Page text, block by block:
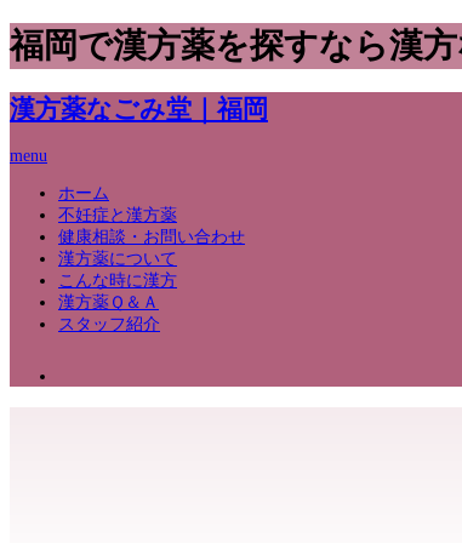
福岡で漢方薬を探すなら漢
漢方薬なごみ堂｜福岡
menu
ホーム
不妊症と漢方薬
健康相談・お問い合わせ
漢方薬について
こんな時に漢方
漢方薬Ｑ＆Ａ
スタッフ紹介